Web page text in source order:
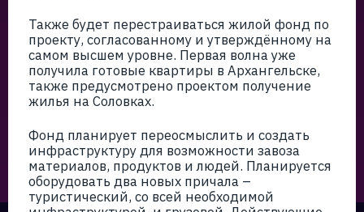
Также будет перестраиваться жилой фонд по
проекту, согласованному и утверждённому на
самом высшем уровне. Первая волна уже
получила готовые квартиры в Архангельске,
также предусмотрено проектом получение
жилья на Соловках.
Фонд планирует переосмыслить и создать
инфраструктуру для возможности завоза
материалов, продуктов и людей. Планируется
оборудовать два новых причала –
туристический, со всей необходимой